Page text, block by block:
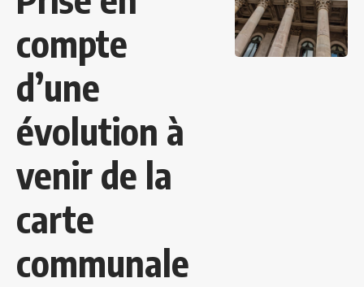
compte
d’une
évolution à
venir de la
carte
communale